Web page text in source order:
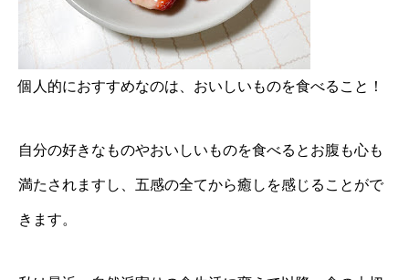
個人的におすすめなのは、おいしいものを食べること！
自分の好きなものやおいしいものを食べるとお腹も心も
満たされますし、五感の全てから癒しを感じることがで
きます。